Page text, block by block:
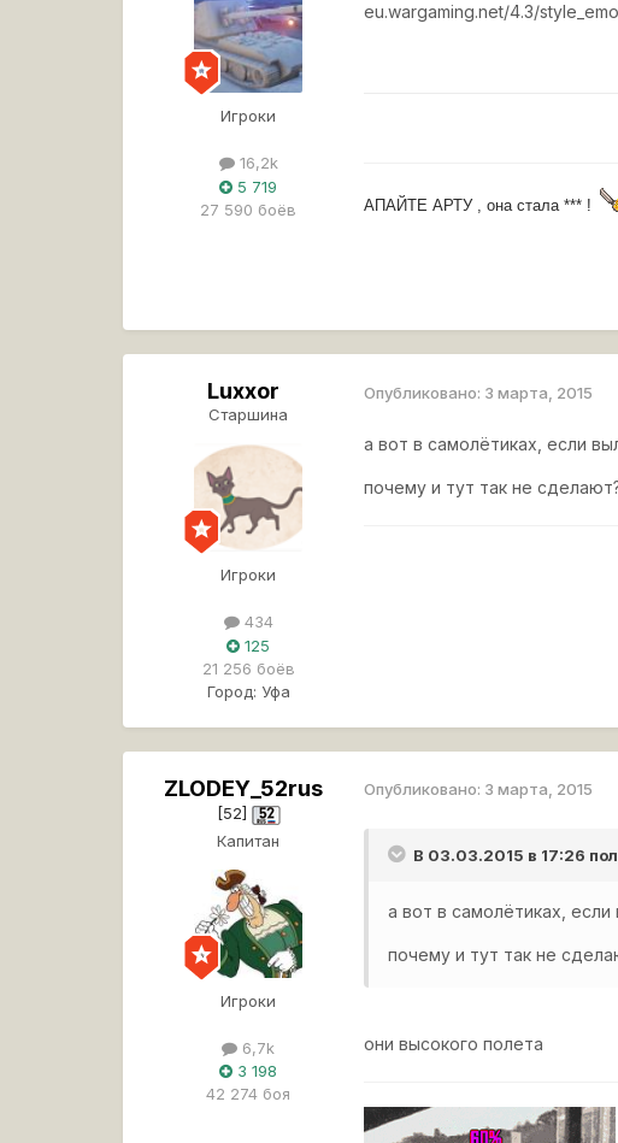
Игроки
16,2k
5 719
27 590 боёв
eu.wargaming.net/4.3/
АПАЙТЕ АРТУ , она стала *** !
Luxxor
Старшина
Игроки
434
125
21 256 боёв
Город: Уфа
Опубликовано: 3 марта, 2015
а вот в самолётиках, если
почему и тут так не
ZLODEY_52rus
[52]
Капитан
Игроки
6,7k
3 198
42 274 боя
Опубликовано: 3 марта, 2015
В 03.03.2015 в 17:26
а вот в самолётиках,
почему и тут так не
они высокого полета